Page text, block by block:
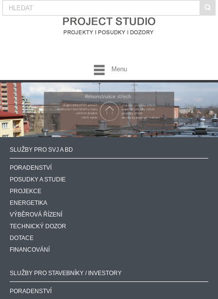
Menu
SLUŽBY PRO SVJ A BD
PORADENSTVÍ
POSUDKY A STUDIE
PROJEKCE
ENERGETIKA
VÝBĚROVÁ ŘÍZENÍ
TECHNICKÝ DOZOR
DOTACE
FINANCOVÁNÍ
SLUŽBY PRO STAVEBNÍKY / INVESTORY
PORADENSTVÍ